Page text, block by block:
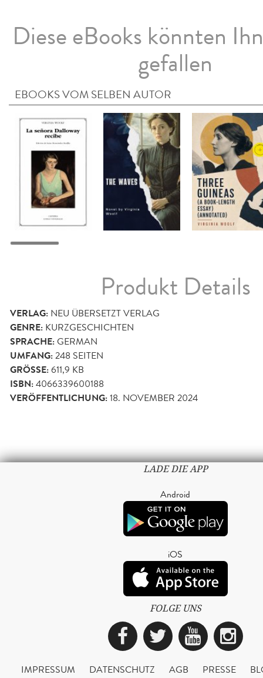
Diese eBooks könnten
gefallen
EBOOKS VOM SELBEN AUTOR
Produkt Details
VERLAG: NEU ÜBERSETZT VERLAG
GENRE: KURZGESCHICHTEN
SPRACHE:GERMAN
UMFANG:248 SEITEN
GRÖSSE: 611,9 KB
ISBN:4066339600188
VERÖFFENTLICHUNG:18. NOVEMBER 2024
LADE DIE APP
Android
iOS
FOLGE UNS
Facebook
Twitter
IMPRESSUM DATENSCHUTZ AGB PRESSE